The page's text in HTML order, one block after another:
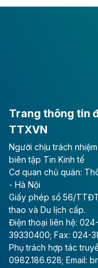
Keppel thoái
Empire City
Tập đoàn
tại dự án Empire
dự án.
Theo
TP HCM cho
dụng gần
dưỡng
UBND TP HCM
Bà Rịa - Vũng
6.500 m2 đất tại
khách sạn nghỉ
Trang thông tin
TTXVN
Người chịu trách
biên tập Tin Kinh tế
Cơ quan chủ quản:
- Hà Nội
Giấy phép số 56/
thao và Du lịch cấp.
Điện thoại liên hệ:
39330400; Fax: 024-
Phụ trách hợp tác
0982.186.628; Email: